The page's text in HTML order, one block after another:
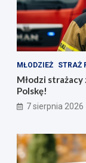
MŁODZIEŻ STRAŻ
Młodzi
Polskę!
7 sierpnia 2026